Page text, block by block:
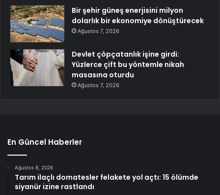
Bir şehir güneş enerjisini milyon
dolarlık bir ekonomiye dönüştürecek
Ağustos 7, 2026
Devlet çöpçatanlık işine girdi:
Yüzlerce çift bu yöntemle nikah
masasına oturdu
Ağustos 7, 2026
En Güncel Haberler
Ağustos 8, 2026
Tarım ilaçlı domatesler felakete yol açtı: 15 ölümde
siyanür izine rastlandı